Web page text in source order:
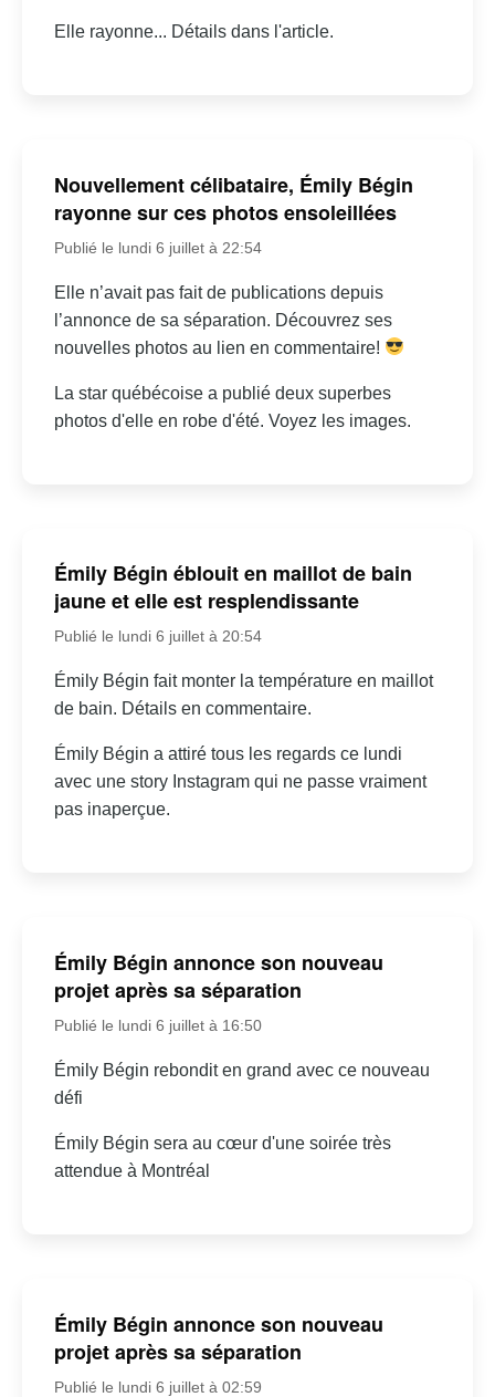
Elle rayonne... Détails dans l'article.
Nouvellement célibataire, Émily Bégin
rayonne sur ces photos ensoleillées
Publié le lundi 6 juillet à 22:54
Elle n’avait pas fait de publications depuis
l’annonce de sa séparation. Découvrez ses
nouvelles photos au lien en commentaire!
La star québécoise a publié deux superbes
photos d'elle en robe d'été. Voyez les images.
Émily Bégin éblouit en maillot de bain
jaune et elle est resplendissante
Publié le lundi 6 juillet à 20:54
Émily Bégin fait monter la température en maillot
de bain. Détails en commentaire.
Émily Bégin a attiré tous les regards ce lundi
avec une story Instagram qui ne passe vraiment
pas inaperçue.
Émily Bégin annonce son nouveau
projet après sa séparation
Publié le lundi 6 juillet à 16:50
Émily Bégin rebondit en grand avec ce nouveau
défi
Émily Bégin sera au cœur d'une soirée très
attendue à Montréal
Émily Bégin annonce son nouveau
projet après sa séparation
Publié le lundi 6 juillet à 02:59